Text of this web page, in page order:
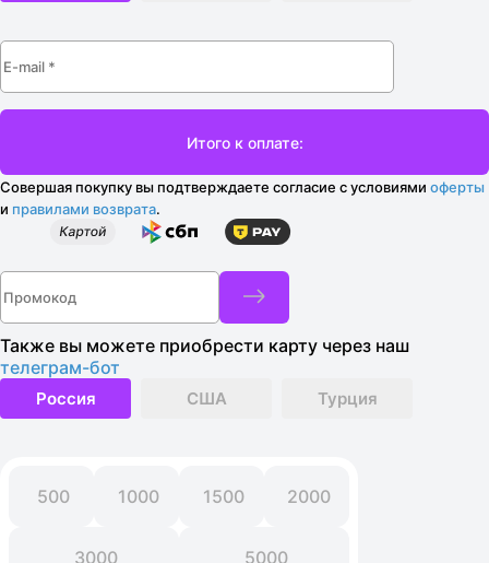
Совершая покупку вы подтверждаете согласие с условиями оферты
и правилами возврата.
Также вы можете приобрести карту через наш
телеграм-бот
Россия США Турция
500 1000 1500 2000
3000 5000